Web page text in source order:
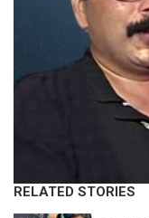
RELATED STORIES
KERALA